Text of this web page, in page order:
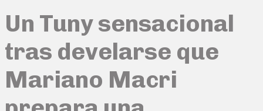
Un Tuny sensacional
tras develarse que
Mariano Macri